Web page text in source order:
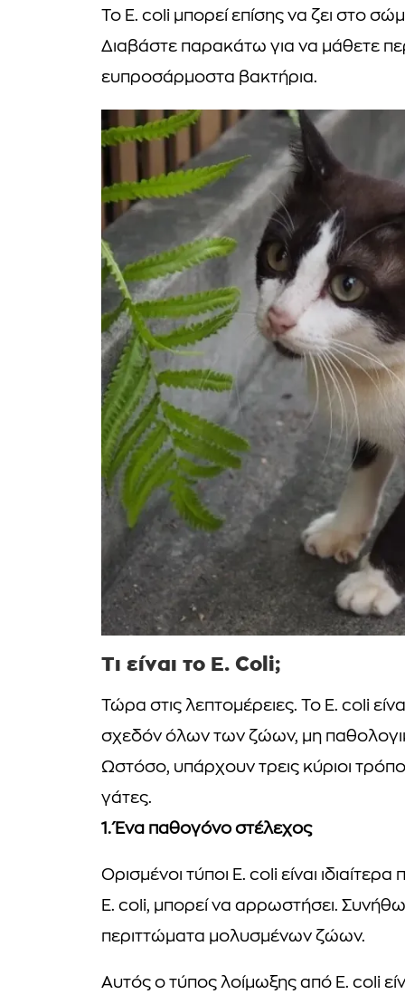
Το E. coli μπορεί επίσης να ζει στο
Διαβάστε παρακάτω για να μάθετε
ευπροσάρμοστα βακτήρια.
Τι είναι το E. Coli;
Τώρα στις λεπτομέρειες. Το E. coli
σχεδόν όλων των ζώων, μη
Ωστόσο, υπάρχουν τρεις κύριοι
γάτες.
1. Ένα παθογόνο στέλεχος
Ορισμένοι τύποι E. coli είναι
E. coli, μπορεί να αρρωστήσει.
περιττώματα μολυσμένων ζώων.
Αυτός ο τύπος λοίμωξης από E. coli